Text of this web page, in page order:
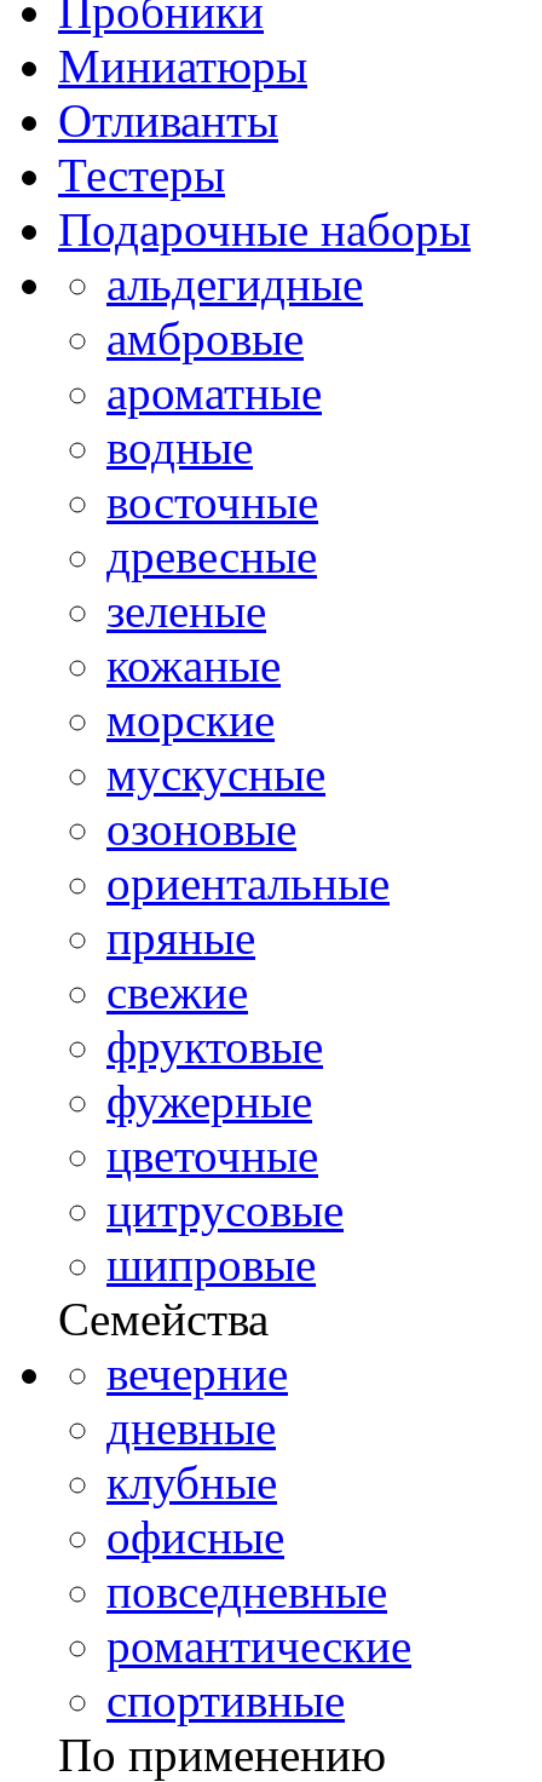
Пробники
Миниатюры
Отливанты
Тестеры
Подарочные наборы
альдегидные
амбровые
ароматные
водные
восточные
древесные
зеленые
кожаные
морские
мускусные
озоновые
ориентальные
пряные
свежие
фруктовые
фужерные
цветочные
цитрусовые
шипровые
Семейства
вечерние
дневные
клубные
офисные
повседневные
романтические
спортивные
По применению